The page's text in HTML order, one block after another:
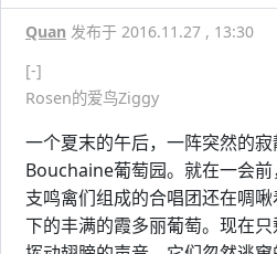
Quan 发布于 2016.11.27 , 13:30
[-]
Rosen的爱鸟Ziggy
一个夏末的午后，一阵突然的
Bouchaine葡萄园。就在一会
支鸣禽们组成的合唱团还在啁
下的丰满的霞多丽葡萄。现在